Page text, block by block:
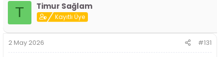
T Timur Sağlam
Kayıtlı Üye
2 May 2026 #131